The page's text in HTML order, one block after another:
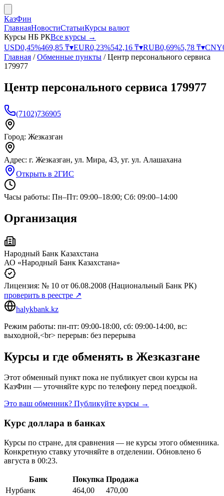
КазФин
ГлавнаяНовостиСтатьиКурсы валют
Курсы НБ РКВсе курсы →
USD0,45%469,85 ₸▾EUR0,23%542,16 ₸▾RUB0,69%5,78 ₸▾CNY
Главная /Обменные пункты /Центр персонального сервиса
179977
Центр персонального сервиса 179977
(7102)736905
Город: Жезказган
Адрес: г. Жезказган, ул. Мира, 43, уг. ул. Алашахана
Открыть в 2ГИС
Часы работы: Пн–Пт: 09:00–18:00; Сб: 09:00–14:00
Организация
Народный Банк Казахстана
АО «Народный Банк Казахстана»
Лицензия: № 10 от 06.08.2008 (Национальный Банк РК)
проверить в реестре ↗
halykbank.kz
Режим работы: пн-пт: 09:00-18:00, сб: 09:00-14:00, вс:
выходной,<br> перерыв: без перерыва
Курсы и где обменять в Жезказгане
Этот обменный пункт пока не публикует свои курсы на
КазФин — уточняйте курс по телефону перед поездкой.
Это ваш обменник? Публикуйте курсы →
Курс доллара в банках
Курсы по стране, для сравнения — не курсы этого обменника.
Конкретную ставку уточняйте в отделении. Обновлено 6
августа в 00:23.
Банк Покупка Продажа
Нурбанк
464,00
470,00